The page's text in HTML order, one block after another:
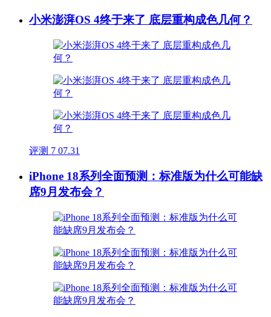
小米澎湃OS 4终于来了 底层重构成色几何？
评测 7 07.31
iPhone 18系列全面预测：标准版为什么可能缺
席9月发布会？